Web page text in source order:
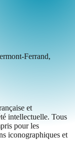
Ferrand,
et
intellectuelle. Tous
pour les
iconographiques et